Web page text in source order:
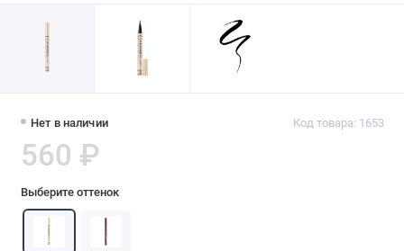
Нет в наличии Код товара: 1653
560 ₽
Выберите оттенок